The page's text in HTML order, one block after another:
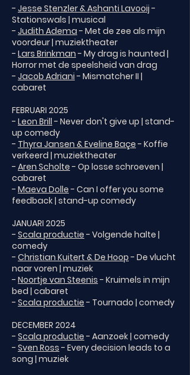
- Jesse Stenzler & Ashanti Lavooij -
Stationswals | musical
- Judith Adema - Met de zee als mijn
voordeur | muziektheater
- Lars Brinkman - My drag is haunted |
Horror met de speelsheid van drag
- Jacob Adriani - Mismatcher II |
cabaret
FEBRUARI 2025
- Leon Brill - Never don't give up | stand-
up comedy
- Thyra Jansen & Eveline Baçe - Koffie
verkeerd | muziektheater
- Aren Scholte - Op losse schroeven |
cabaret
- Maeva Dolle - Can I offer you some
feedback | stand-up comedy
JANUARI 2025
- Scala productie - Volgende halte |
comedy
- Christian Kuitert & De Hoop - De vlucht
naar voren | muziek
- Noortje van Steenis - Kruimels in mijn
bed | cabaret
- Scala productie - Tournado | comedy
DECEMBER 2024
- Scala productie - Aanzoek | comedy
- Sven Ross - Every decision leads to a
song | muziek